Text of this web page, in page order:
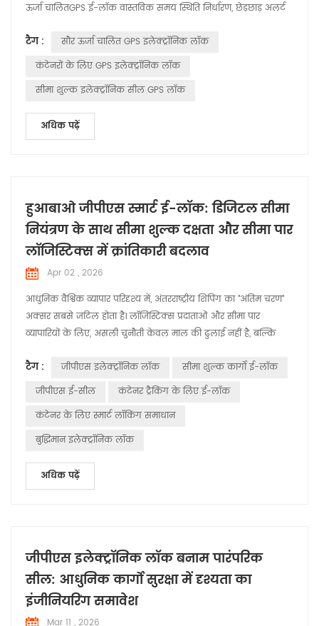
ऊर्जा चालितGPS ई-लॉक वास्तविक समय स्थिति निर्धारण, छेड़छाड़ अलर्ट
परिवहन के दौरान कंटेनरों, ट्रेलरों और उच्च-मूल्य वाले माल को सुरक्षित
रखा जा सके। सीमा शुल्क पारगमन, सीमा-पार लॉजिस्टिक्स और बेड़े प्रबं...
टैग :
सौर ऊर्जा चालित GPS इलेक्ट्रॉनिक लॉक
कंटेनरों के लिए GPS इलेक्ट्रॉनिक लॉक
सीमा शुल्क इलेक्ट्रॉनिक सील GPS लॉक
अधिक पढ़ें
हुआबाओ जीपीएस स्मार्ट ई-लॉक: डिजिटल सीमा
नियंत्रण के साथ सीमा शुल्क दक्षता और सीमा पार
लॉजिस्टिक्स में क्रांतिकारी बदलाव
Apr 02 , 2026
आधुनिक वैश्विक व्यापार परिदृश्य में, अंतरराष्ट्रीय शिपिंग का "अंतिम चरण"
अक्सर सबसे जटिल होता है। लॉजिस्टिक्स प्रदाताओं और सीमा पार
व्यापारियों के लिए, असली चुनौती केवल माल की ढुलाई नहीं है, बल्कि
निपटना है। जैसे-जैसे दुनिया भर में "स्मार्ट कस्टम्स" पहल को गति मिल रही
है, हुआबाओ जीपीएस-सक्षम स्मार्ट ई-लॉक यह एक प्रमुख आधारभूत
टैग : जीपीएस इलेक्ट्रॉनिक लॉक
सीमा शुल्क कार्गो ई-लॉक
जीपीएस ई-सील
कंटेनर ट्रैकिंग के लिए ई-लॉक
कंटेनर के लिए स्मार्ट लॉकिंग समाधान
बुद्धिमान इलेक्ट्रॉनिक लॉक
अधिक पढ़ें
जीपीएस इलेक्ट्रॉनिक लॉक बनाम पारंपरिक
सील: आधुनिक कार्गो सुरक्षा में दृश्यता का
इंजीनियरिंग समावेश
Mar 11 , 2026